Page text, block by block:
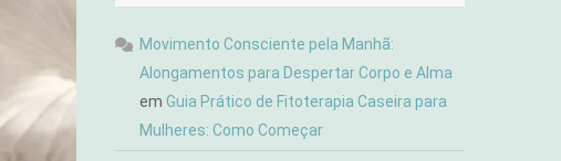
Movimento Consciente pela Manhã:
Alongamentos para Despertar Corpo e Alma
emGuia Prático de Fitoterapia Caseira para
Mulheres: Como Começar